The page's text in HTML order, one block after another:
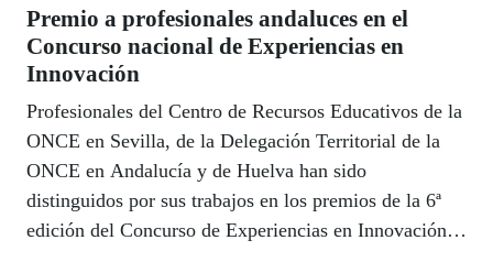
Premio a profesionales andaluces en el
Concurso nacional de Experiencias en
Innovación
Profesionales del Centro de Recursos Educativos de la
ONCE en Sevilla, de la Delegación Territorial de la
ONCE en Andalucía y de Huelva han sido
distinguidos por sus trabajos en los premios de la 6ª
edición del Concurso de Experiencias en Innovación y